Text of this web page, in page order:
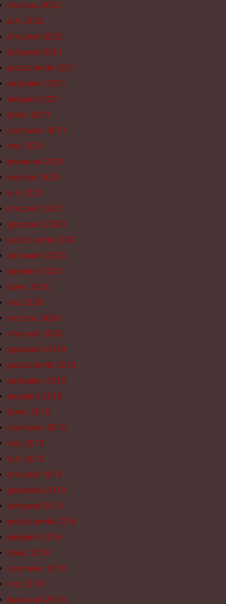
marzec 2022
luty 2022
styczeń 2022
listopad 2021
październik 2021
wrzesień 2021
sierpień 2021
lipiec 2021
czerwiec 2021
maj 2021
kwiecień 2021
marzec 2021
luty 2021
styczeń 2021
grudzień 2020
październik 2020
wrzesień 2020
sierpień 2020
lipiec 2020
maj 2020
marzec 2020
styczeń 2020
grudzień 2019
październik 2019
wrzesień 2019
sierpień 2019
lipiec 2019
czerwiec 2019
maj 2019
luty 2019
styczeń 2019
grudzień 2018
listopad 2018
październik 2018
sierpień 2018
lipiec 2018
czerwiec 2018
maj 2018
kwiecień 2018